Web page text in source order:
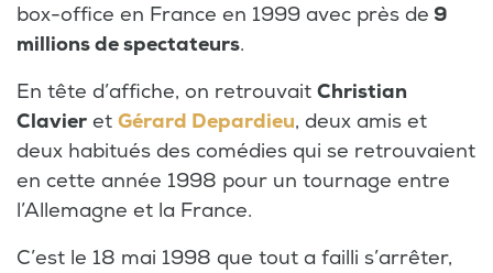
box-office en France en 1999 avec près de 9
millions de spectateurs.
En tête d’affiche, on retrouvait Christian
Clavier et Gérard Depardieu, deux amis et
deux habitués des comédies qui se retrouvaient
en cette année 1998 pour un tournage entre
l’Allemagne et la France.
C’est le 18 mai 1998 que tout a failli s’arrêter,